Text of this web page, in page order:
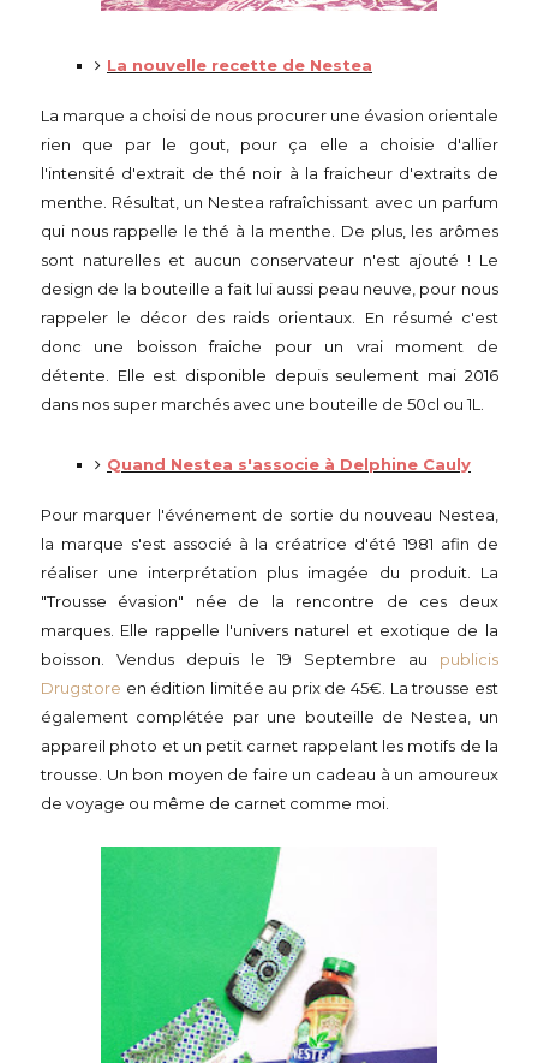
La nouvelle recette de Nestea
La marque a choisi de nous procurer une évasion orientale
rien que par le gout, pour ça elle a choisie d'allier
l'intensité d'extrait de thé noir à la fraicheur d'extraits de
menthe. Résultat, un Nestea rafraîchissant avec un parfum
qui nous rappelle le thé à la menthe. De plus, les arômes
sont naturelles et aucun conservateur n'est ajouté ! Le
design de la bouteille a fait lui aussi peau neuve, pour nous
rappeler le décor des raids orientaux. En résumé c'est
donc une boisson fraiche pour un vrai moment de
détente. Elle est disponible depuis seulement mai 2016
dans nos super marchés avec une bouteille de 50cl ou 1L.
Quand Nestea s'associe à Delphine Cauly
Pour marquer l'événement de sortie du nouveau Nestea,
la marque s'est associé à la créatrice d'été 1981 afin de
réaliser une interprétation plus imagée du produit. La
"Trousse évasion" née de la rencontre de ces deux
marques. Elle rappelle l'univers naturel et exotique de la
boisson. Vendus depuis le 19 Septembre au publicis
Drugstore en édition limitée au prix de 45€. La trousse est
également complétée par une bouteille de Nestea, un
appareil photo et un petit carnet rappelant les motifs de la
trousse. Un bon moyen de faire un cadeau à un amoureux
de voyage ou même de carnet comme moi.